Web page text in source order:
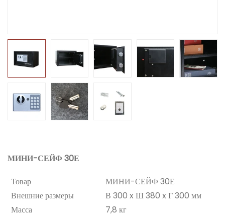
МИНИ-СЕЙФ 30Е
Товар
МИНИ-СЕЙФ 30Е
Внешние размеры
В 300 x Ш 380 x Г 300 мм
Масса
7,8 кг